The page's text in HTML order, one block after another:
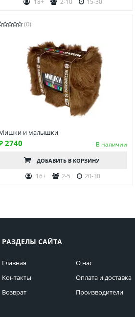
(0)
и малышки
2740 В наличии
ДОБАВИТЬ В КОРЗИНУ
16+ 2-5 20-30
РАЗДЕЛЫ САЙТА
Главная
О нас
Контакты
Оплата и доставка
Возврат
Производители